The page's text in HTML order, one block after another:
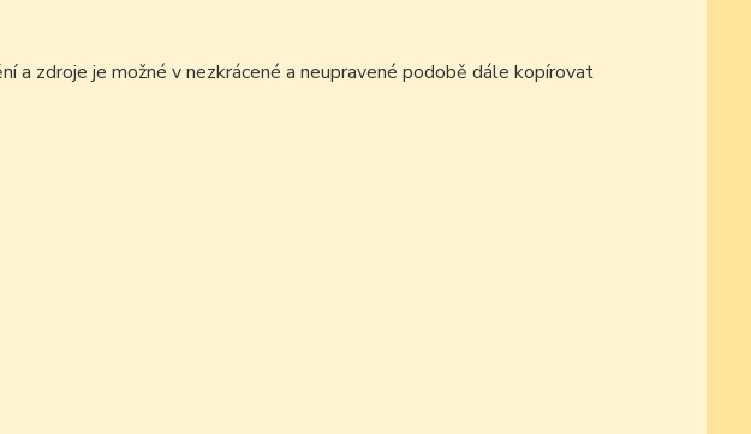
a zdroje je možné v nezkrácené a neupravené podobě dále kopírovat